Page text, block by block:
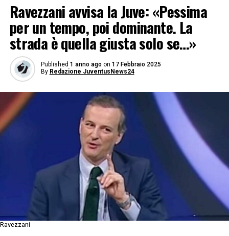
Ravezzani avvisa la Juve: «Pessima
per un tempo, poi dominante. La
strada è quella giusta solo se…»
Published 1 anno ago on 17 Febbraio 2025
By Redazione JuventusNews24
Ravezzani